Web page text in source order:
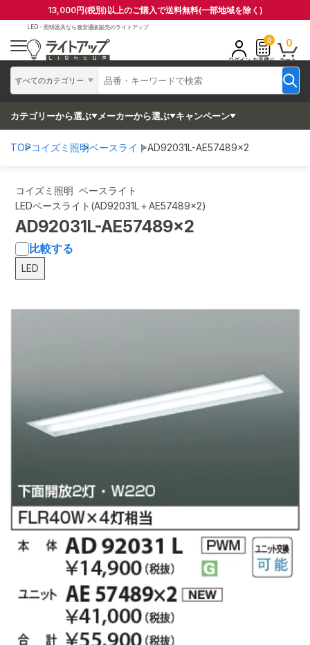
13,000円(税別)以上のご購入で送料無料(一部地域を除く)
LED・照明器具なら激安通販販売のライトアップ
すべてのカテゴリー
ログイン
0
お見積り
0
カート
カテゴリーから選ぶ メーカーから選ぶ キャンペーン
TOPコイズミ照明ベースライトAD92031L-AE57489x2
コイズミ照明 ベースライト
LEDベースライト(AD92031L＋AE57489x2)
AD92031L-AE57489x2
比較する
LED